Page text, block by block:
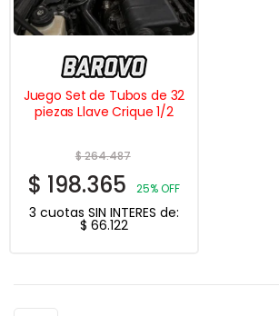
Juego Set de Tubos de 32
piezas Llave Crique 1/2
$264.487
$ 198.365 25% OFF
3 cuotas SIN INTERES de:
$ 66.122